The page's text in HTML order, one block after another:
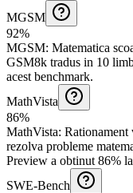
MGSM
92%
MGSM: Matematica
GSM8k tradus in 10
acest benchmark.
MathVista
86%
MathVista: Rationament
rezolva probleme
Preview a obtinut 86%
SWE-Bench